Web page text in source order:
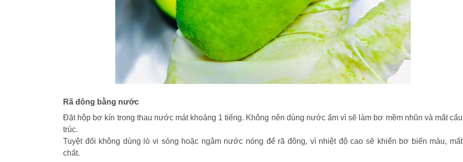
Rã đông bằng nước
Đặt hộp bơ kín trong thau nước mát khoảng 1 tiếng. Không nên dùng nước ấm vì sẽ làm bơ mềm nhũn và mất cấu
trúc.
Tuyệt đối không dùng lò vi sóng hoặc ngâm nước nóng để rã đông, vì nhiệt độ cao sẽ khiến bơ biến màu, mất
chất.